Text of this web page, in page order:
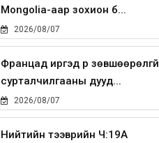
Mongolia-аар зохион б...
2026/08/07
Францад иргэд рүү зөвшөөрөлгүй
сурталчилгааны дууд...
2026/08/07
Нийтийн тээврийн Ч:19А